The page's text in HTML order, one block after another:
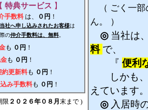
特典サービス 】
手数料は、 ０円 ！
社へ申し込みされたお客様は
の仲介手数料は、無料。
も ０円 ！
も ０円 ！
約更新料も ０円 ！
み手数料も ０円 ！
限 ２０２６年０８月 末まで )
（ ごく一部
ん。 ）
◎当社は
料 で、
『 便利
しかも
えています
◎入居時